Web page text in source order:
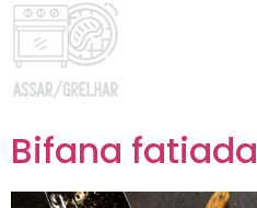
Bifana fatiada